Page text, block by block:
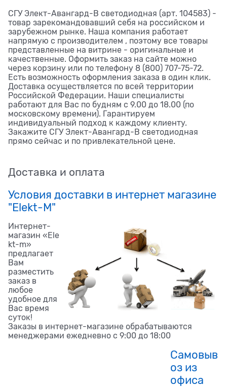
СГУ Элект-Авангард-В светодиодная (арт. 104583) -
товар зарекомандовавший себя на российском и
зарубежном рынке. Наша компания работает
напрямую с производителем , поэтому все товары
представленные на витрине - оригинальные и
качественные. Оформить заказ на сайте можно
через корзину или по телефону 8 (800) 707-75-72.
Есть возможность оформления заказа в один клик.
Доставка осуществляется по всей территории
Российской Федерации. Наши специалисты
работают для Вас по будням с 9.00 до 18.00 (по
московскому времени). Гарантируем
индивидуальный подход к каждому клиенту.
Закажите СГУ Элект-Авангард-В светодиодная
прямо сейчас и по привлекательной цене.
Доставка и оплата
Условия доставки в интернет магазине
"Elekt-M"
Интернет-
магазин «Ele
kt-m»
предлагает
Вам
разместить
заказ в
любое
удобное для
Вас время
суток!
Заказы в интернет-магазине обрабатываются
менеджерами ежедневно с 9:00 до 18:00
Самовыв
оз из
офиса